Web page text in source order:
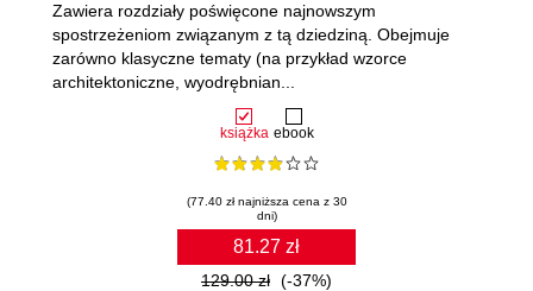
książka ebook
(77.40 zł najniższa cena z 30
dni)
81.27 zł
129.00 zł (-37%)
Zawiera rozdziały poświęcone najnowszym
spostrzeżeniom związanym z tą dziedziną. Obejmuje
zarówno klasyczne tematy (na przykład wzorce
architektoniczne, wyodrębnian...